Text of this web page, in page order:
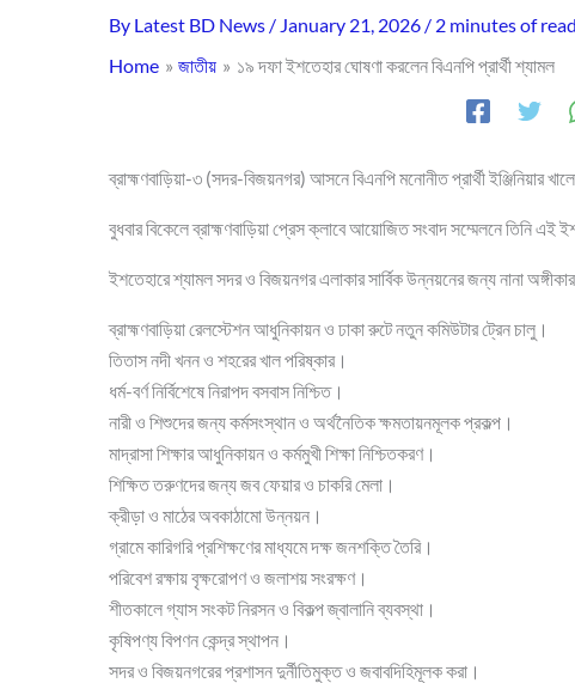
By Latest BD News / January 21, 2026 / 2 minutes of
Home
জাতীয় ১৯ দফা ইশতেহার ঘোষণা করলেন বিএনপি প্রার্থী শ্যামল
ব্রাহ্মণবাড়িয়া-৩ (সদর-বিজয়নগর) আসনে বিএনপি মনোনীত প্রার্থী ইঞ্জিনিয়ার
বুধবার বিকেলে ব্রাহ্মণবাড়িয়া প্রেস ক্লাবে আয়োজিত সংবাদ সম্মেলনে তিনি এই
ইশতেহারে শ্যামল সদর ও বিজয়নগর এলাকার সার্বিক উন্নয়নের জন্য নানা
ব্রাহ্মণবাড়িয়া রেলস্টেশন আধুনিকায়ন ও ঢাকা রুটে নতুন কমিউটার ট্রেন চালু।
তিতাস নদী খনন ও শহরের খাল পরিষ্কার।
ধর্ম-বর্ণ নির্বিশেষে নিরাপদ বসবাস নিশ্চিত।
নারী ও শিশুদের জন্য কর্মসংস্থান ও অর্থনৈতিক ক্ষমতায়নমূলক প্রকল্প।
মাদ্রাসা শিক্ষার আধুনিকায়ন ও কর্মমুখী শিক্ষা নিশ্চিতকরণ।
শিক্ষিত তরুণদের জন্য জব ফেয়ার ও চাকরি মেলা।
ক্রীড়া ও মাঠের অবকাঠামো উন্নয়ন।
গ্রামে কারিগরি প্রশিক্ষণের মাধ্যমে দক্ষ জনশক্তি তৈরি।
পরিবেশ রক্ষায় বৃক্ষরোপণ ও জলাশয় সংরক্ষণ।
শীতকালে গ্যাস সংকট নিরসন ও বিকল্প জ্বালানি ব্যবস্থা।
কৃষিপণ্য বিপণন কেন্দ্র স্থাপন।
সদর ও বিজয়নগরের প্রশাসন দুর্নীতিমুক্ত ও জবাবদিহিমূলক করা।